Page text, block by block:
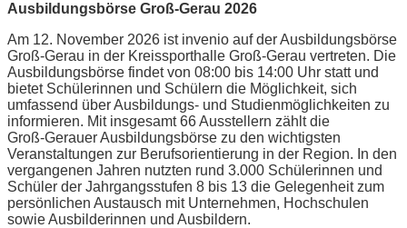
Ausbildungsbörse Groß-Gerau 2026
Am 12. November 2026 ist invenio auf der Ausbildungsbörse
Groß‑Gerau in der Kreissporthalle Groß‑Gerau vertreten. Die
Ausbildungsbörse findet von 08:00 bis 14:00 Uhr statt und
bietet Schülerinnen und Schülern die Möglichkeit, sich
umfassend über Ausbildungs- und Studienmöglichkeiten zu
informieren. Mit insgesamt 66 Ausstellern zählt die
Groß‑Gerauer Ausbildungsbörse zu den wichtigsten
Veranstaltungen zur Berufsorientierung in der Region. In den
vergangenen Jahren nutzten rund 3.000 Schülerinnen und
Schüler der Jahrgangsstufen 8 bis 13 die Gelegenheit zum
persönlichen Austausch mit Unternehmen, Hochschulen
sowie Ausbilderinnen und Ausbildern.